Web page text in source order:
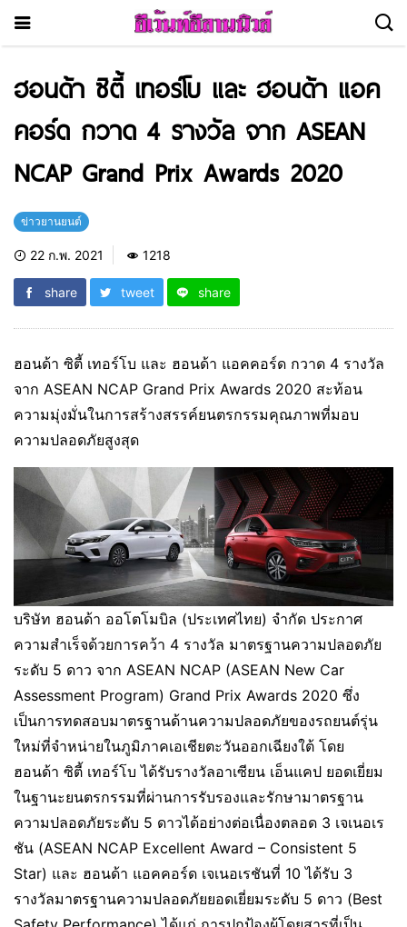
ฮอนด้า ซิตี้ เทอร์โบ และ ฮอนด้า แอค
คอร์ด กวาด 4 รางวัล จาก ASEAN
NCAP Grand Prix Awards 2020
ข่าวยานยนต์
22 ก.พ. 2021 1218
share tweet share
ฮอนด้า ซิตี้ เทอร์โบ และ ฮอนด้า แอคคอร์ด กวาด 4 รางวัล
จาก ASEAN NCAP Grand Prix Awards 2020 สะท้อน
ความมุ่งมั่นในการสร้างสรรค์ยนตรกรรมคุณภาพที่มอบ
ความปลอดภัยสูงสุด
บริษัท ฮอนด้า ออโตโมบิล (ประเทศไทย) จำกัด ประกาศ
ความสำเร็จด้วยการคว้า 4 รางวัล มาตรฐานความปลอดภัย
ระดับ 5 ดาว จาก ASEAN NCAP (ASEAN New Car
Assessment Program) Grand Prix Awards 2020 ซึ่ง
เป็นการทดสอบมาตรฐานด้านความปลอดภัยของรถยนต์รุ่น
ใหม่ที่จำหน่ายในภูมิภาคเอเชียตะวันออกเฉียงใต้ โดย
ฮอนด้า ซิตี้ เทอร์โบ ได้รับรางวัลอาเซียน เอ็นแคป ยอดเยี่ยม
ในฐานะยนตรกรรมที่ผ่านการรับรองและรักษามาตรฐาน
ความปลอดภัยระดับ 5 ดาวได้อย่างต่อเนื่องตลอด 3 เจเนอเร
ชัน (ASEAN NCAP Excellent Award – Consistent 5
Star) และ ฮอนด้า แอคคอร์ด เจเนอเรชันที่ 10 ได้รับ 3
รางวัลมาตรฐานความปลอดภัยยอดเยี่ยมระดับ 5 ดาว (Best